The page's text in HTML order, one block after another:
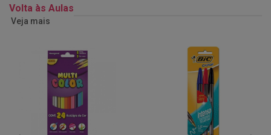
Volta às Aulas
Veja mais